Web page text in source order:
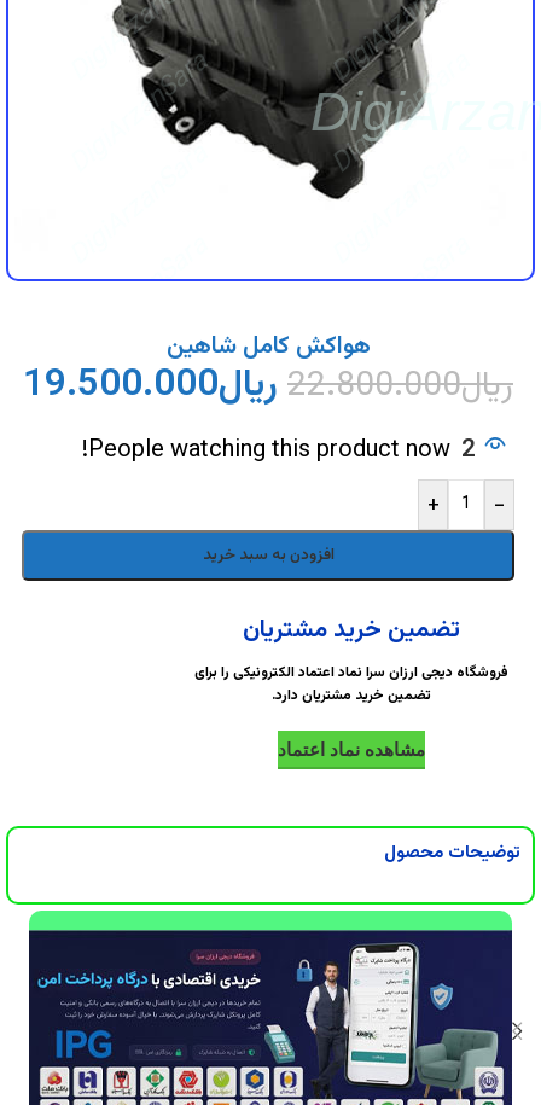
DigiArzanSara
DigiArzanSara
DigiArzanSara
DigiArzanSara
DigiArzanSara
DigiArzanSara
DigiArzanSara
DigiArzanSara
DigiArzanSara
DigiArzanSara
DigiArzanSara
DigiArzanSara
DigiArzanSara
DigiArzanSara
DigiArzanSara
DigiArzanSara
DigiArzanSara
DigiArzanSara
DigiArzanSara
هواکش کامل شاهین
ریال22.800.000 ریال19.500.000
2
People watching this product now!
-
+
افزودن به سبد خرید
تضمین خرید مشتریان
فروشگاه دیجی ارزان سرا نماد اعتماد الکترونیکی را برای
تضمین خرید مشتریان دارد.
مشاهده نماد اعتماد
توضیحات محصول